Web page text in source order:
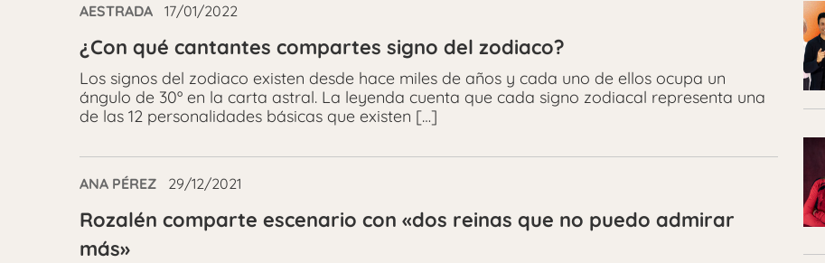
AESTRADA 17/01/2022
¿Con qué cantantes compartes signo del zodiaco?
Los signos del zodiaco existen desde hace miles de años y cada uno de ellos ocupa un
ángulo de 30º en la carta astral. La leyenda cuenta que cada signo zodiacal representa una
de las 12 personalidades básicas que existen […]
ANA PÉREZ 29/12/2021
Rozalén comparte escenario con «dos reinas que no puedo admirar
más»